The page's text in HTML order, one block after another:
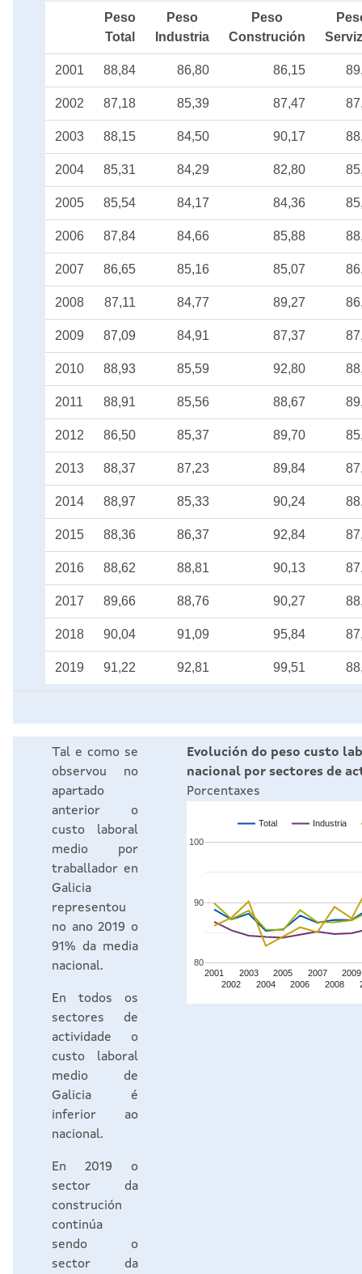
Peso
Total
Peso
Industria
Peso
Construción
2001 88,84 86,80 86,15
2002 87,18 85,39 87,47
2003 88,15 84,50 90,17
2004 85,31 84,29 82,80
2005 85,54 84,17 84,36
2006 87,84 84,66 85,88
2007 86,65 85,16 85,07
2008 87,11 84,77 89,27
2009 87,09 84,91 87,37
2010 88,93 85,59 92,80
2011 88,91 85,56 88,67
2012 86,50 85,37 89,70
2013 88,37 87,23 89,84
2014 88,97 85,33 90,24
2015 88,36 86,37 92,84
2016 88,62 88,81 90,13
2017 89,66 88,76 90,27
2018 90,04 91,09 95,84
2019 91,22 92,81 99,51
Tal e como se
observou no
apartado
anterior o
custo laboral
medio por
traballador en
Galicia
representou
no ano 2019 o
91% da media
nacional.
En todos os
sectores de
actividade o
custo laboral
medio de
Galicia é
inferior ao
nacional.
En 2019 o
sector da
construción
continúa
sendo o
sector da
Evolución do peso custo
nacional por sectores de
Porcentaxes
Total Industria
2001
2002
2003
2004
2005
2006
2007
2008
2009
80
90
100